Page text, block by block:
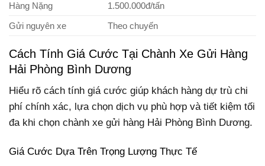
Hàng Nặng
1.500.000đ/tấn
Gửi nguyên xe
Theo chuyến
Cách Tính Giá Cước Tại Chành Xe Gửi Hàng
Hải Phòng Bình Dương
Hiểu rõ cách tính giá cước giúp khách hàng dự trù chi
phí chính xác, lựa chọn dịch vụ phù hợp và tiết kiệm tối
đa khi chọn chành xe gửi hàng Hải Phòng Bình Dương.
Giá Cước Dựa Trên Trọng Lượng Thực Tế